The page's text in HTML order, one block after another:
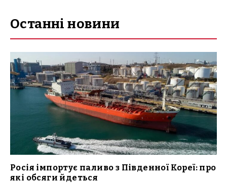
Останні новини
Росія імпортує паливо з Південної Кореї: про
які обсяги йдеться